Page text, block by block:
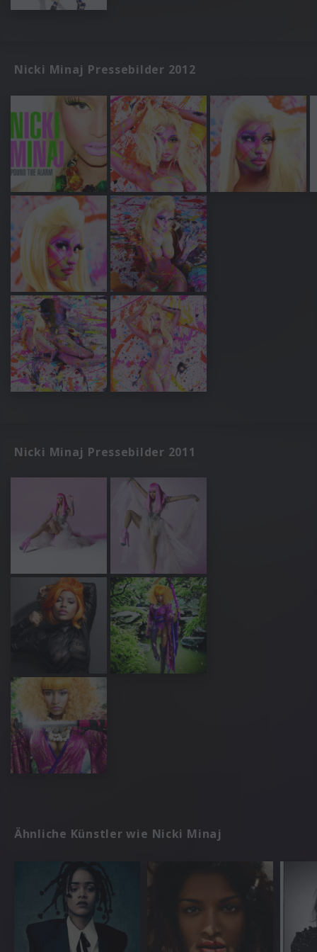
Nicki Minaj Pressebilder 2012
Nicki Minaj Pressebilder 2011
Ähnliche Künstler wie Nicki Minaj